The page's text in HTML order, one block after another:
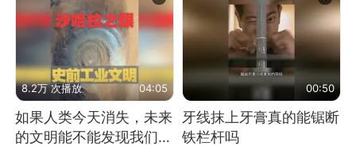
8.2万 次播放 04:05
如果人类今天消失，未来
的文明能不能发现我们存
00:50
牙线抹上牙膏真的能锯断
铁栏杆吗